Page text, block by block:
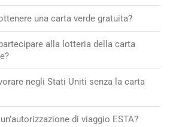
una carta verde gratuita?
alla lotteria della carta
negli Stati Uniti senza la carta
di viaggio ESTA?